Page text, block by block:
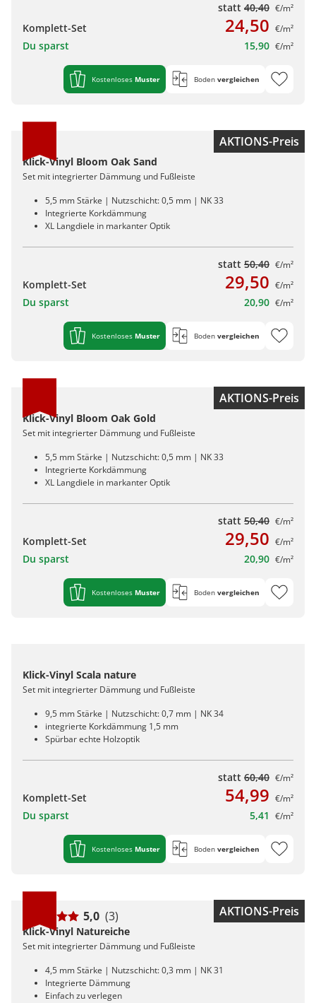
statt 40,40 €/m²
Komplett-Set 24,50 €/m²
Du sparst 15,90 €/m²
Kostenloses Muster Boden vergleichen
AKTIONS-Preis
Klick-Vinyl Bloom Oak Sand
Set mit integrierter Dämmung und Fußleiste
5,5 mm Stärke | Nutzschicht: 0,5 mm | NK 33
Integrierte Korkdämmung
XL Langdiele in markanter Optik
statt 50,40 €/m²
Komplett-Set 29,50 €/m²
Du sparst 20,90 €/m²
Kostenloses Muster Boden vergleichen
AKTIONS-Preis
Klick-Vinyl Bloom Oak Gold
Set mit integrierter Dämmung und Fußleiste
5,5 mm Stärke | Nutzschicht: 0,5 mm | NK 33
Integrierte Korkdämmung
XL Langdiele in markanter Optik
statt 50,40 €/m²
Komplett-Set 29,50 €/m²
Du sparst 20,90 €/m²
Kostenloses Muster Boden vergleichen
Klick-Vinyl Scala nature
Set mit integrierter Dämmung und Fußleiste
9,5 mm Stärke | Nutzschicht: 0,7 mm | NK 34
integrierte Korkdämmung 1,5 mm
Spürbar echte Holzoptik
statt 60,40 €/m²
Komplett-Set 54,99 €/m²
Du sparst 5,41 €/m²
Kostenloses Muster Boden vergleichen
AKTIONS-Preis
5,0 (3)
Klick-Vinyl Natureiche
Set mit integrierter Dämmung und Fußleiste
4,5 mm Stärke | Nutzschicht: 0,3 mm | NK 31
Integrierte Dämmung
Einfach zu verlegen